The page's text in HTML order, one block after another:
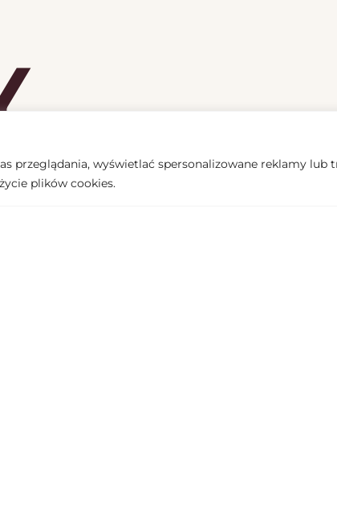
przeglądania, wyświetlać spersonalizowane reklamy lub
plików cookies.